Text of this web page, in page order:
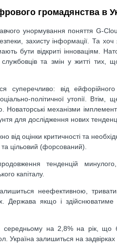
громадянства в
унормування поняття G-
захисту інформації. Та
бути відкриті інноваціям.
та змін у житті тих,
суперечливо: від
політичної утопії.
механізми
для дослідження нових
від оцінки критичності та
цільовий (форсований).
тенденцій
капіталу.
неефективною,
Держава якщо і
середньому на 2,8% на рік, що
залишиться на задвірках